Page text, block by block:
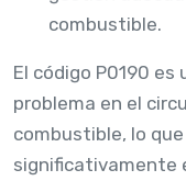
combustible.
El código P0190 es
problema en el
combustible, lo
significativamente